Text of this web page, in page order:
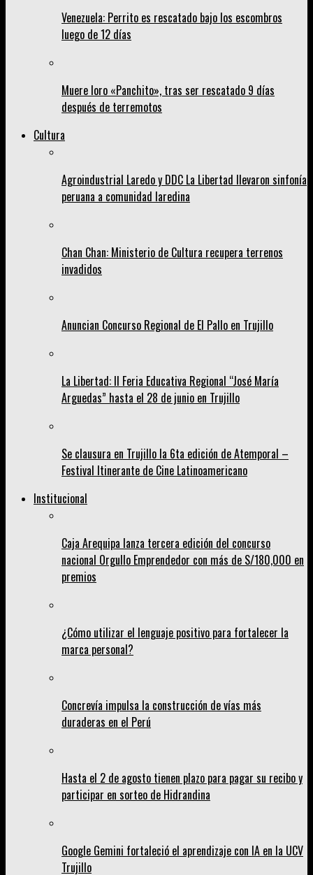
Venezuela: Perrito es rescatado bajo los escombros
luego de 12 días
Muere loro «Panchito», tras ser rescatado 9 días
después de terremotos
Cultura
Agroindustrial Laredo y DDC La Libertad llevaron sinfonía
peruana a comunidad laredina
Chan Chan: Ministerio de Cultura recupera terrenos
invadidos
Anuncian Concurso Regional de El Pallo en Trujillo
La Libertad: II Feria Educativa Regional “José María
Arguedas” hasta el 28 de junio en Trujillo
Se clausura en Trujillo la 6ta edición de Atemporal –
Festival Itinerante de Cine Latinoamericano
Institucional
Caja Arequipa lanza tercera edición del concurso
nacional Orgullo Emprendedor con más de S/180,000 en
premios
¿Cómo utilizar el lenguaje positivo para fortalecer la
marca personal?
Concrevía impulsa la construcción de vías más
duraderas en el Perú
Hasta el 2 de agosto tienen plazo para pagar su recibo y
participar en sorteo de Hidrandina
Google Gemini fortaleció el aprendizaje con IA en la UCV
Trujillo